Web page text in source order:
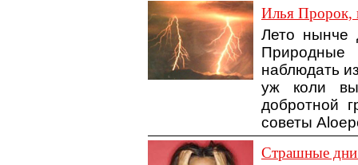
Илья Пророк,
Лето нынче
Природные
наблюдать
уж коли
добротной
советы
Страшные дни